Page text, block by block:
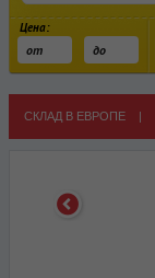
Цена:
СКЛАД В ЕВРОПЕ |